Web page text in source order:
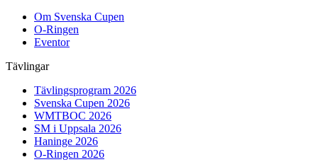
Om Svenska Cupen
O-Ringen
Eventor
Tävlingar
Tävlingsprogram 2026
Svenska Cupen 2026
WMTBOC 2026
SM i Uppsala 2026
Haninge 2026
O-Ringen 2026